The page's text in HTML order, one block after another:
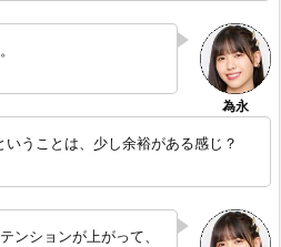
いうことは、少し余裕がある感じ？
ンションが上がって、